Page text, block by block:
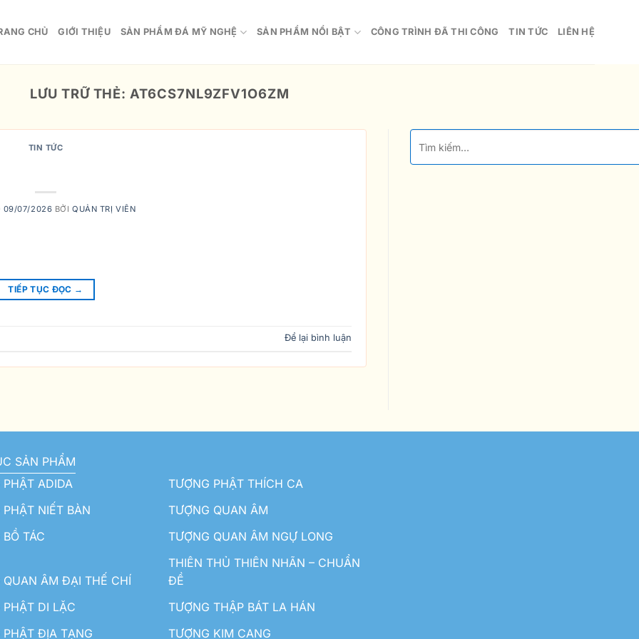
CHỦ GIỚI THIỆU SẢN PHẨM ĐÁ MỸ NGHỆ SẢN PHẨM NỔI BẬT CÔNG TRÌNH ĐÃ THI CÔNG TIN TỨC LIÊN HỆ
LƯU TRỮ THẺ: AT6CS7NL9ZFV1O6ZM
TIN TỨC
09/07/2026 BỞIQUẢN TRỊ VIÊN
TIẾP TỤC ĐỌC →
Để lại bình luận
SẢN PHẨM
ADIDA
TƯỢNG PHẬT THÍCH CA
NIẾT BÀN
TƯỢNG QUAN ÂM
TÁC
TƯỢNG QUAN ÂM NGỰ LONG
QUAN ÂM ĐẠI THẾ CHÍ
THIÊN THỦ THIÊN NHÃN – CHUẨN
ĐỀ
PHẬT DI LẶC
TƯỢNG THẬP BÁT LA HÁN
PHẬT ĐỊA TẠNG
TƯỢNG KIM CANG